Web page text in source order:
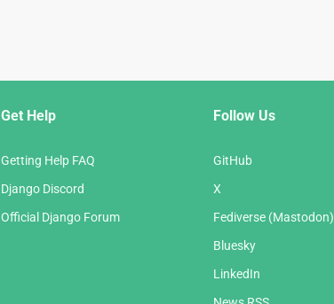
Get Help
Getting Help FAQ
Django Discord
Official Django Forum
Follow Us
GitHub
X
Fediverse (Mastodon)
Bluesky
LinkedIn